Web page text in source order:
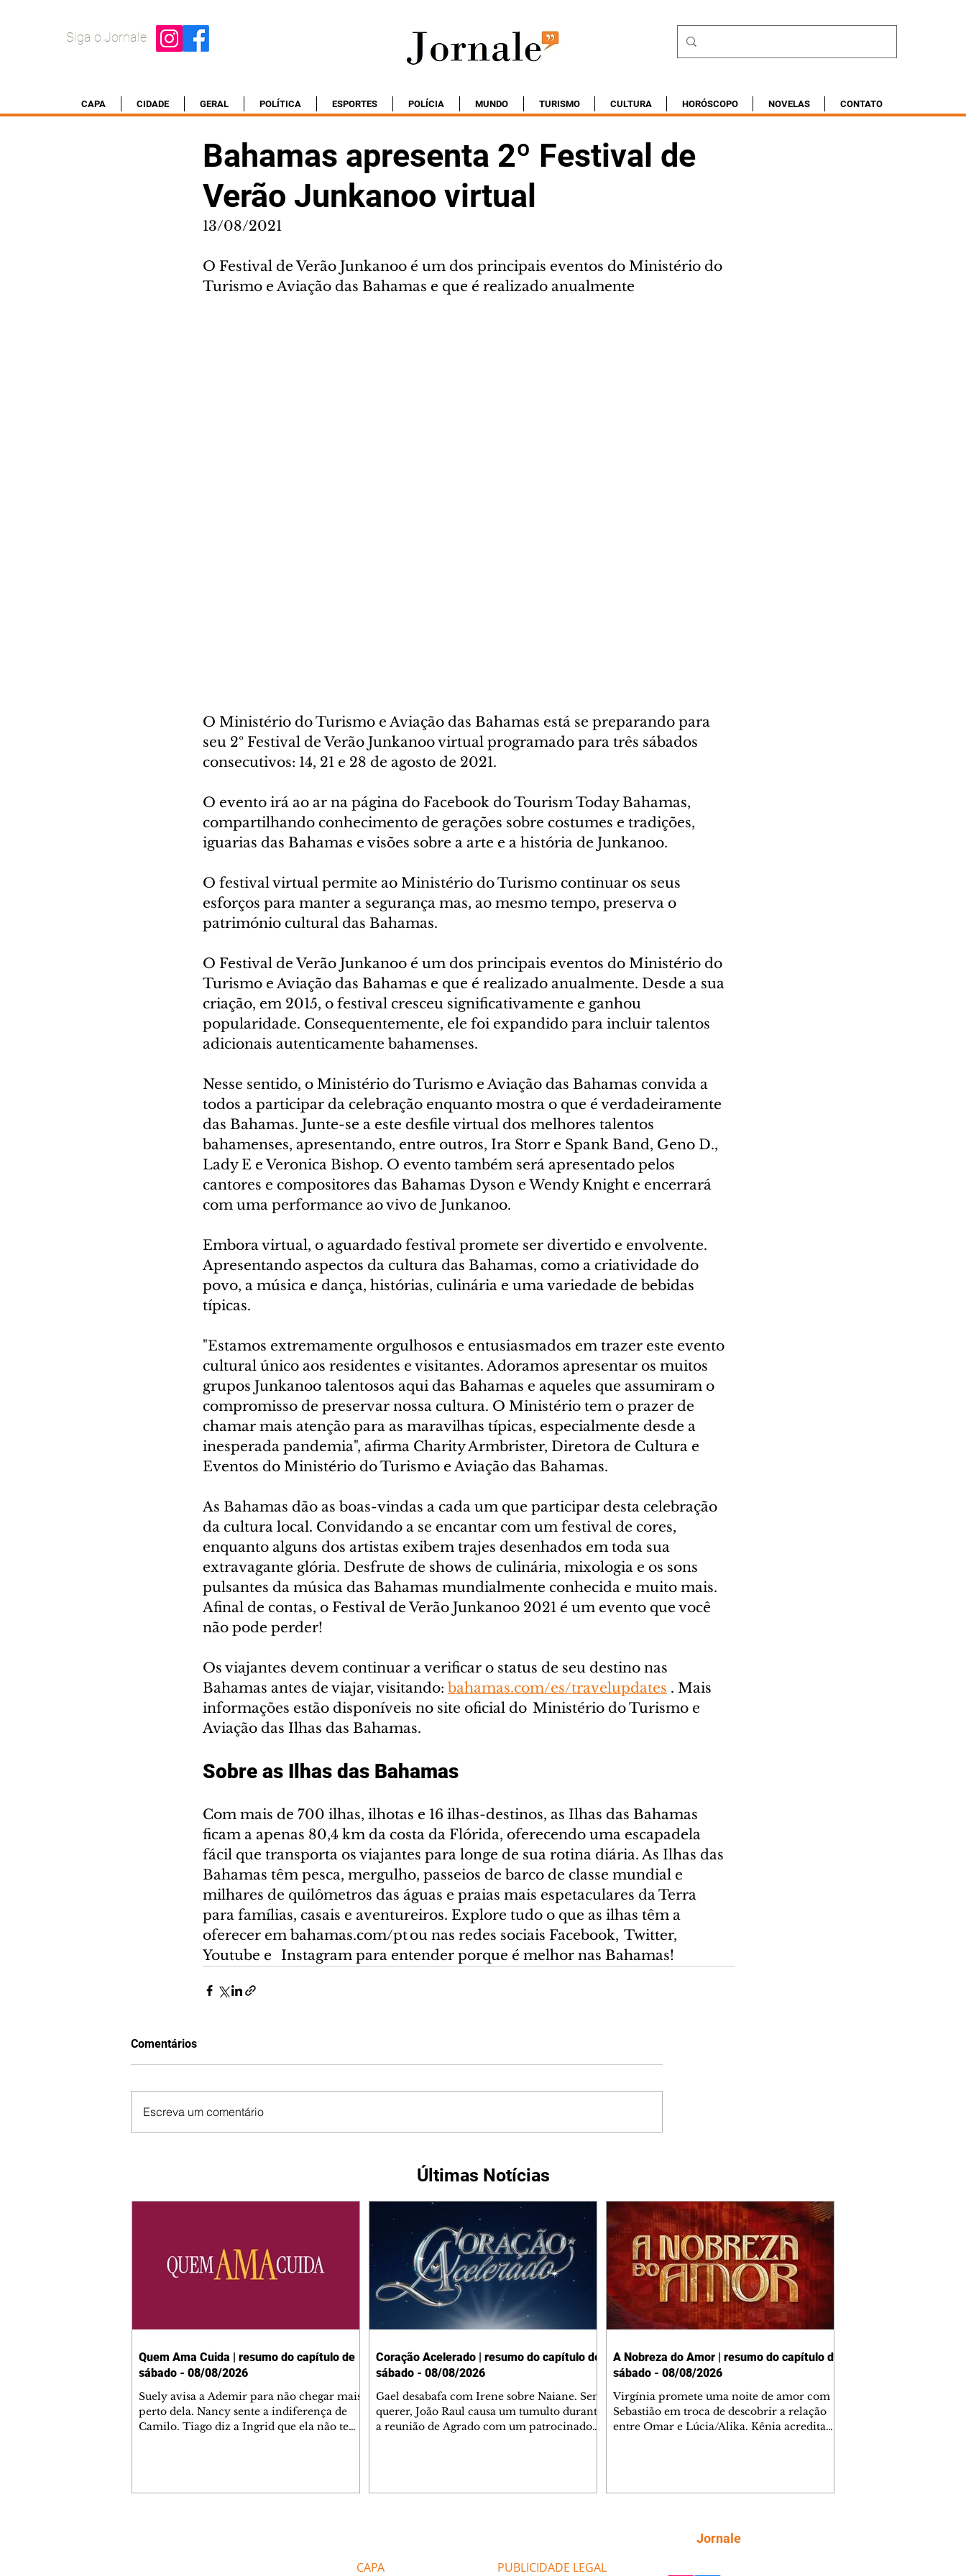
Siga o Jornale
CAPA CIDADE GERAL POLÍTICA ESPORTES POLÍCIA MUNDO TURISMO CULTURA HORÓSCOPO NOVELAS CONTATO
Bahamas apresenta 2º Festival de
Verão Junkanoo virtual
13/08/2021
O Festival de Verão Junkanoo é um dos principais eventos do Ministério do
Turismo e Aviação das Bahamas e que é realizado anualmente
O Ministério do Turismo e Aviação das Bahamas está se preparando para
seu 2º Festival de Verão Junkanoo virtual programado para três sábados
consecutivos: 14, 21 e 28 de agosto de 2021.
O evento irá ao ar na página do Facebook do Tourism Today Bahamas,
compartilhando conhecimento de gerações sobre costumes e tradições,
iguarias das Bahamas e visões sobre a arte e a história de Junkanoo.
O festival virtual permite ao Ministério do Turismo continuar os seus
esforços para manter a segurança mas, ao mesmo tempo, preserva o
património cultural das Bahamas.
O Festival de Verão Junkanoo é um dos principais eventos do Ministério do
Turismo e Aviação das Bahamas e que é realizado anualmente. Desde a sua
criação, em 2015, o festival cresceu significativamente e ganhou
popularidade. Consequentemente, ele foi expandido para incluir talentos
adicionais autenticamente bahamenses.
Nesse sentido, o Ministério do Turismo e Aviação das Bahamas convida a
todos a participar da celebração enquanto mostra o que é verdadeiramente
das Bahamas. Junte-se a este desfile virtual dos melhores talentos
bahamenses, apresentando, entre outros, Ira Storr e Spank Band, Geno D.,
Lady E e Veronica Bishop. O evento também será apresentado pelos
cantores e compositores das Bahamas Dyson e Wendy Knight e encerrará
com uma performance ao vivo de Junkanoo.
Embora virtual, o aguardado festival promete ser divertido e envolvente.
Apresentando aspectos da cultura das Bahamas, como a criatividade do
povo, a música e dança, histórias, culinária e uma variedade de bebidas
típicas.
"Estamos extremamente orgulhosos e entusiasmados em trazer este evento
cultural único aos residentes e visitantes. Adoramos apresentar os muitos
grupos Junkanoo talentosos aqui das Bahamas e aqueles que assumiram o
compromisso de preservar nossa cultura. O Ministério tem o prazer de
chamar mais atenção para as maravilhas típicas, especialmente desde a
inesperada pandemia", afirma Charity Armbrister, Diretora de Cultura e
Eventos do Ministério do Turismo e Aviação das Bahamas.
As Bahamas dão as boas-vindas a cada um que participar desta celebração
da cultura local. Convidando a se encantar com um festival de cores,
enquanto alguns dos artistas exibem trajes desenhados em toda sua
extravagante glória. Desfrute de shows de culinária, mixologia e os sons
pulsantes da música das Bahamas mundialmente conhecida e muito mais.
Afinal de contas, o Festival de Verão Junkanoo 2021 é um evento que você
não pode perder!
Os viajantes devem continuar a verificar o status de seu destino nas
Bahamas antes de viajar, visitando: bahamas.com/es/travelupdates . Mais
informações estão disponíveis no site oficial do  Ministério do Turismo e
Aviação das Ilhas das Bahamas.
Sobre as Ilhas das Bahamas
Com mais de 700 ilhas, ilhotas e 16 ilhas-destinos, as Ilhas das Bahamas
ficam a apenas 80,4 km da costa da Flórida, oferecendo uma escapadela
fácil que transporta os viajantes para longe de sua rotina diária. As Ilhas das
Bahamas têm pesca, mergulho, passeios de barco de classe mundial e
milhares de quilômetros das águas e praias mais espetaculares da Terra
para famílias, casais e aventureiros. Explore tudo o que as ilhas têm a
oferecer em bahamas.com/pt ou nas redes sociais Facebook,  Twitter,
Youtube e   Instagram para entender porque é melhor nas Bahamas!
Comentários
Escreva um comentário
Últimas Notícias
Quem Ama Cuida | resumo do capítulo de
sábado - 08/08/2026
Suely avisa a Ademir para não chegar mais
perto dela. Nancy sente a indiferença de
Camilo. Tiago diz a Ingrid que ela não tem
que está feliz trabalhando no restaurante de
Coração Acelerado | resumo do capítulo de
sábado - 08/08/2026
Gael desabafa com Irene sobre Naiane. Sem
querer, João Raul causa um tumulto durante
a reunião de Agrado com um patrocinador.
termina o relacionamento dos dois.
A Nobreza do Amor | resumo do capítulo de
sábado - 08/08/2026
Virgínia promete uma noite de amor com
Sebastião em troca de descobrir a relação
entre Omar e Lúcia/Alika. Kênia acredita
comentam sobre a possível jazida de
tungstênio na região. Virgínia provoca
CAPA PUBLICIDADE LEGAL
Jornale